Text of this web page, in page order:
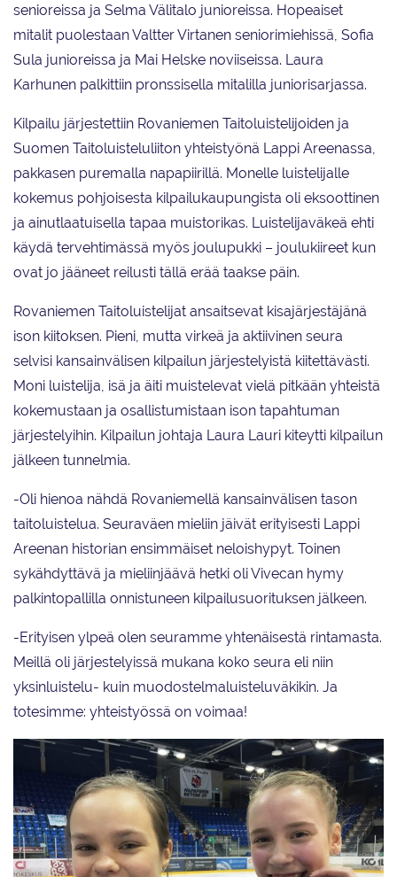
senioreissa ja Selma Välitalo junioreissa. Hopeaiset
mitalit puolestaan Valtter Virtanen seniorimiehissä, Sofia
Sula junioreissa ja Mai Helske noviiseissa. Laura
Karhunen palkittiin pronssisella mitalilla juniorisarjassa.
Kilpailu järjestettiin Rovaniemen Taitoluistelijoiden ja
Suomen Taitoluisteluliiton yhteistyönä Lappi Areenassa,
pakkasen puremalla napapiirillä. Monelle luistelijalle
kokemus pohjoisesta kilpailukaupungista oli eksoottinen
ja ainutlaatuisella tapaa muistorikas. Luistelijaväkeä ehti
käydä tervehtimässä myös joulupukki – joulukiireet kun
ovat jo jääneet reilusti tällä erää taakse päin.
Rovaniemen Taitoluistelijat ansaitsevat kisajärjestäjänä
ison kiitoksen. Pieni, mutta virkeä ja aktiivinen seura
selvisi kansainvälisen kilpailun järjestelyistä kiitettävästi.
Moni luistelija, isä ja äiti muistelevat vielä pitkään yhteistä
kokemustaan ja osallistumistaan ison tapahtuman
järjestelyihin. Kilpailun johtaja Laura Lauri kiteytti kilpailun
jälkeen tunnelmia.
-Oli hienoa nähdä Rovaniemellä kansainvälisen tason
taitoluistelua. Seuraväen mieliin jäivät erityisesti Lappi
Areenan historian ensimmäiset neloishypyt. Toinen
sykähdyttävä ja mieliinjäävä hetki oli Vivecan hymy
palkintopallilla onnistuneen kilpailusuorituksen jälkeen.
-Erityisen ylpeä olen seuramme yhtenäisestä rintamasta.
Meillä oli järjestelyissä mukana koko seura eli niin
yksinluistelu- kuin muodostelmaluisteluväkikin. Ja
totesimme: yhteistyössä on voimaa!